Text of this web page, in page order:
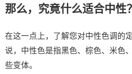
那么，究竟什么适合中性？
在这一点上，了解您对中性色调的
说，中性色是指黑色、棕色、米色
些变体。